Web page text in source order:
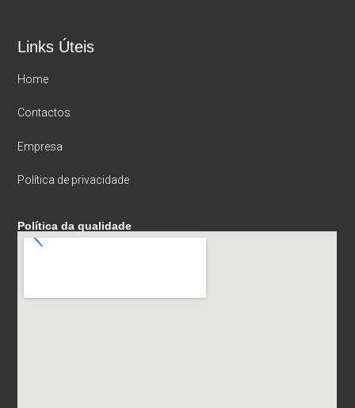
Links Úteis
Home
Contactos
Empresa
Política de privacidade
Política da qualidade